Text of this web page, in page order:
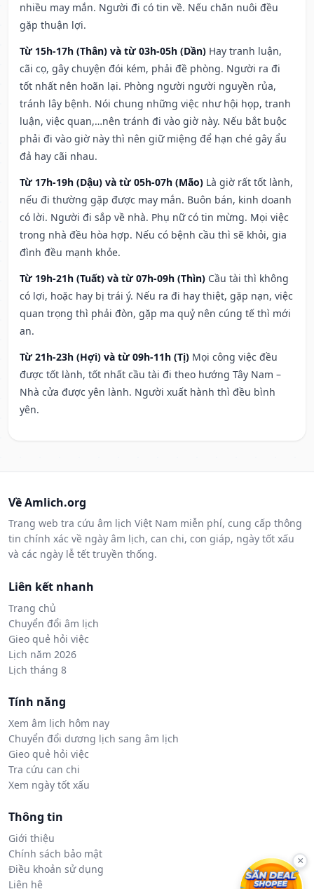
nhiều may mắn. Người đi có tin về. Nếu chăn nuôi đều
gặp thuận lợi.
Từ 15h-17h (Thân) và từ 03h-05h (Dần) Hay tranh luận,
cãi cọ, gây chuyện đói kém, phải đề phòng. Người ra đi
tốt nhất nên hoãn lại. Phòng người người nguyền rủa,
tránh lây bệnh. Nói chung những việc như hội họp, tranh
luận, việc quan,…nên tránh đi vào giờ này. Nếu bắt buộc
phải đi vào giờ này thì nên giữ miệng để hạn ché gây ẩu
đả hay cãi nhau.
Từ 17h-19h (Dậu) và từ 05h-07h (Mão) Là giờ rất tốt lành,
nếu đi thường gặp được may mắn. Buôn bán, kinh doanh
có lời. Người đi sắp về nhà. Phụ nữ có tin mừng. Mọi việc
trong nhà đều hòa hợp. Nếu có bệnh cầu thì sẽ khỏi, gia
đình đều mạnh khỏe.
Từ 19h-21h (Tuất) và từ 07h-09h (Thìn) Cầu tài thì không
có lợi, hoặc hay bị trái ý. Nếu ra đi hay thiệt, gặp nạn, việc
quan trọng thì phải đòn, gặp ma quỷ nên cúng tế thì mới
an.
Từ 21h-23h (Hợi) và từ 09h-11h (Tị) Mọi công việc đều
được tốt lành, tốt nhất cầu tài đi theo hướng Tây Nam –
Nhà cửa được yên lành. Người xuất hành thì đều bình
yên.
Về Amlich.org
Trang web tra cứu âm lịch Việt Nam miễn phí, cung cấp thông
tin chính xác về ngày âm lịch, can chi, con giáp, ngày tốt xấu
và các ngày lễ tết truyền thống.
Liên kết nhanh
Trang chủ
Chuyển đổi âm lịch
Gieo quẻ hỏi việc
Lịch năm 2026
Lịch tháng 8
Tính năng
Xem âm lịch hôm nay
Chuyển đổi dương lịch sang âm lịch
Gieo quẻ hỏi việc
Tra cứu can chi
Xem ngày tốt xấu
Thông tin
Giới thiệu
Chính sách bảo mật
Điều khoản sử dụng
Liên hệ
×